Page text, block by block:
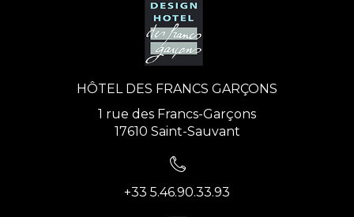
HÔTEL DES FRANCS GARÇONS
1 rue des Francs-Garçons
17610 Saint-Sauvant
+33 5.46.90.33.93